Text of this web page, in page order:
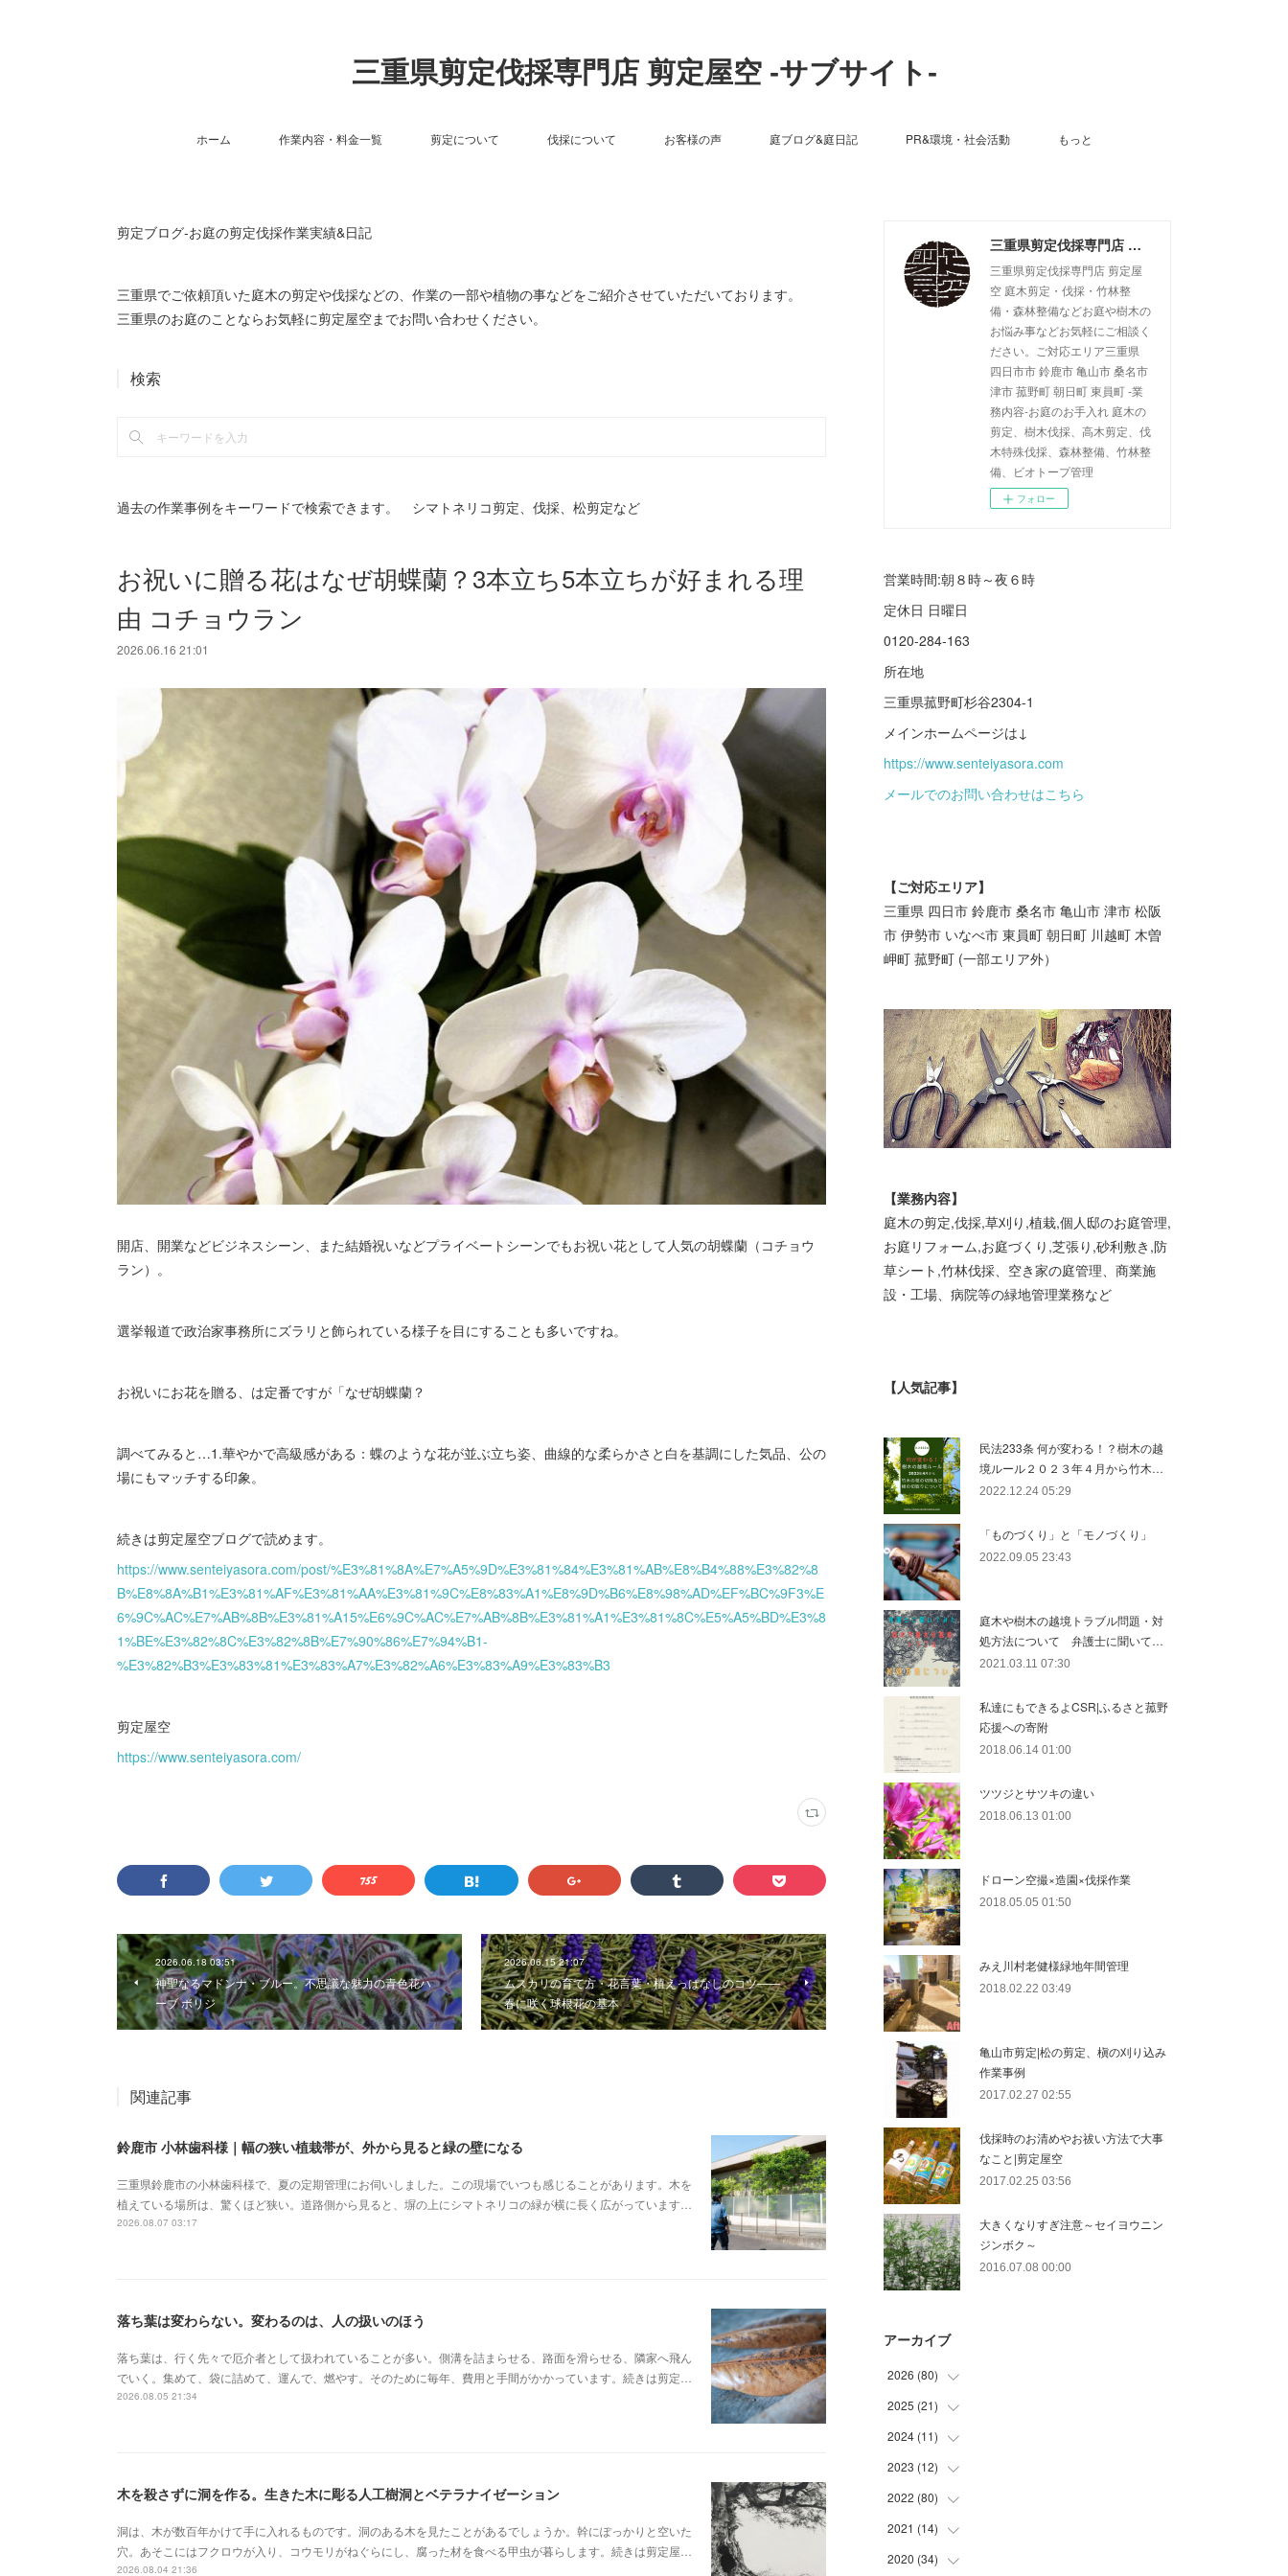
三重県剪定伐採専門店 剪定屋空 -サブサイト-
ホーム 作業内容・料金一覧 剪定について 伐採について お客様の声 庭ブログ&庭日記 PR&環境・社会活動 もっと
剪定ブログ-お庭の剪定伐採作業実績&日記
三重県でご依頼頂いた庭木の剪定や伐採などの、作業の一部や植物の事などをご紹介させていただいております。
三重県のお庭のことならお気軽に剪定屋空までお問い合わせください。
検索
過去の作業事例をキーワードで検索できます。 シマトネリコ剪定、伐採、松剪定など
お祝いに贈る花はなぜ胡蝶蘭？3本立ち5本立ちが好まれる理
由 コチョウラン
2026.06.16 21:01
開店、開業などビジネスシーン、また結婚祝いなどプライベートシーンでもお祝い花として人気の胡蝶蘭（コチョウ
ラン）。
選挙報道で政治家事務所にズラリと飾られている様子を目にすることも多いですね。
お祝いにお花を贈る、は定番ですが「なぜ胡蝶蘭？
調べてみると…1.華やかで高級感がある：蝶のような花が並ぶ立ち姿、曲線的な柔らかさと白を基調にした気品、公の
場にもマッチする印象。
続きは剪定屋空ブログで読めます。
https://www.senteiyasora.com/post/%E3%81%8A%E7%A5%9D%E3%81%84%E3%81%AB%E8%B4%88%E3%82%8
B%E8%8A%B1%E3%81%AF%E3%81%AA%E3%81%9C%E8%83%A1%E8%9D%B6%E8%98%AD%EF%BC%9F3%E
6%9C%AC%E7%AB%8B%E3%81%A15%E6%9C%AC%E7%AB%8B%E3%81%A1%E3%81%8C%E5%A5%BD%E3%8
1%BE%E3%82%8C%E3%82%8B%E7%90%86%E7%94%B1-
%E3%82%B3%E3%83%81%E3%83%A7%E3%82%A6%E3%83%A9%E3%83%B3
剪定屋空
https://www.senteiyasora.com/
2026.06.18 03:51
神聖なるマドンナ・ブルー。不思議な魅力の青色花ハ
ーブ ボリジ
2026.06.15 21:07
ムスカリの育て方・花言葉・植えっぱなしのコツ——
春に咲く球根花の基本
関連記事
鈴鹿市 小林歯科様｜幅の狭い植栽帯が、外から見ると緑の壁になる
三重県鈴鹿市の小林歯科様で、夏の定期管理にお伺いしました。この現場でいつも感じることがあります。木を
植えている場所は、驚くほど狭い。道路側から見ると、塀の上にシマトネリコの緑が横に長く広がっています…
2026.08.07 03:17
落ち葉は変わらない。変わるのは、人の扱いのほう
落ち葉は、行く先々で厄介者として扱われていることが多い。側溝を詰まらせる、路面を滑らせる、隣家へ飛ん
でいく。集めて、袋に詰めて、運んで、燃やす。そのために毎年、費用と手間がかかっています。続きは剪定…
2026.08.05 21:34
木を殺さずに洞を作る。生きた木に彫る人工樹洞とベテラナイゼーション
洞は、木が数百年かけて手に入れるものです。洞のある木を見たことがあるでしょうか。幹にぽっかりと空いた
穴。あそこにはフクロウが入り、コウモリがねぐらにし、腐った材を食べる甲虫が暮らします。続きは剪定屋…
2026.08.04 21:36
三重県剪定伐採専門店 剪定屋空 -サブサイト-
三重県剪定伐採専門店 剪定屋
空 庭木剪定・伐採・竹林整
備・森林整備などお庭や樹木の
お悩み事などお気軽にご相談く
ださい。ご対応エリア三重県
四日市市 鈴鹿市 亀山市 桑名市
津市 菰野町 朝日町 東員町 -業
務内容-お庭のお手入れ 庭木の
剪定、樹木伐採、高木剪定、伐
木特殊伐採、森林整備、竹林整
備、ビオトープ管理
フォロー
営業時間:朝８時～夜６時
定休日 日曜日
0120-284-163
所在地
三重県菰野町杉谷2304-1
メインホームページは↓
https://www.senteiyasora.com
メールでのお問い合わせはこちら
【ご対応エリア】
三重県 四日市 鈴鹿市 桑名市 亀山市 津市 松阪
市 伊勢市 いなべ市 東員町 朝日町 川越町 木曽
岬町 菰野町 (一部エリア外）
【業務内容】
庭木の剪定,伐採,草刈り,植栽,個人邸のお庭管理,
お庭リフォーム,お庭づくり,芝張り,砂利敷き,防
草シート,竹林伐採、空き家の庭管理、商業施
設・工場、病院等の緑地管理業務など
【人気記事】
民法233条 何が変わる！？樹木の越
境ルール２０２３年４月から竹木…
2022.12.24 05:29
「ものづくり」と「モノづくり」
2022.09.05 23:43
庭木や樹木の越境トラブル問題・対
処方法について 弁護士に聞いて…
2021.03.11 07:30
私達にもできるよCSR|ふるさと菰野
応援への寄附
2018.06.14 01:00
ツツジとサツキの違い
2018.06.13 01:00
ドローン空撮×造園×伐採作業
2018.05.05 01:50
みえ川村老健様緑地年間管理
2018.02.22 03:49
亀山市剪定|松の剪定、槇の刈り込み
作業事例
2017.02.27 02:55
伐採時のお清めやお祓い方法で大事
なこと|剪定屋空
2017.02.25 03:56
大きくなりすぎ注意～セイヨウニン
ジンボク～
2016.07.08 00:00
アーカイブ
2026 (80)
(11
)
(30
)
(23
)
(10
)
(6
2025 (21)
(2
(9
(7
(3
2024 (11)
(1
(5
(5
2023 (12)
(5
(7
2022 (80)
(17
)
(8
2021 (14)
(1
2020 (34)